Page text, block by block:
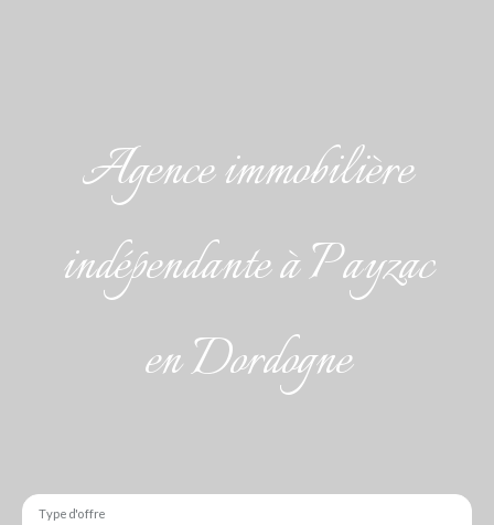
Agence immobilière
indépendante à Payzac
en Dordogne
Type d'offre